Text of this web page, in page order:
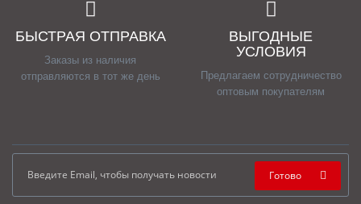
БЫСТРАЯ ОТПРАВКА
Заказы из наличия
отправляются в тот же день
ВЫГОДНЫЕ
УСЛОВИЯ
Предлагаем сотрудничество
оптовым покупателям
Готово